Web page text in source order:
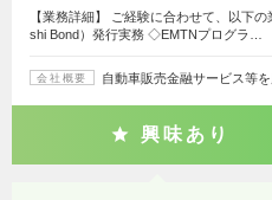
【業務詳細】 ご経験に合わせて、以下
shi Bond）発行実務 ◇EMTNプログラ…
会社概要 自動車販売金融サービス等
興味あり